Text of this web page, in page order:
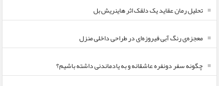
تحلیل رمان عقاید یک دلقک اثر هاینریش بل
معجزه‌ی رنگ آبی فیروزه‌ای در طراحی داخلی منزل
چگونه سفر دونفره عاشقانه و به یادماندنی داشته باشیم؟